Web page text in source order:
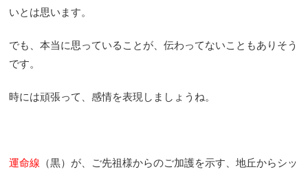
いとは思います。
でも、本当に思っていることが、伝わってないこともありそう
です。
時には頑張って、感情を表現しましょうね。
運命線 （黒）が、ご先祖様からのご加護を示す、地丘からシッ